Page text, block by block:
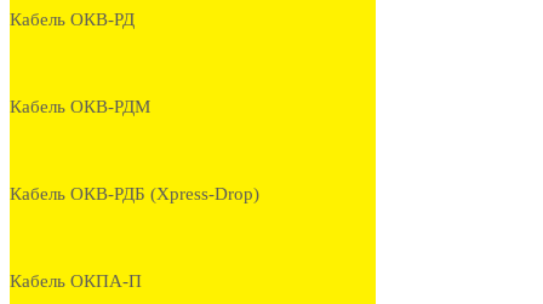
Кабель ОКВ-РД
Кабель ОКВ-РДМ
Кабель ОКВ-РДБ (Xpress-Drop)
Кабель ОКПА-П